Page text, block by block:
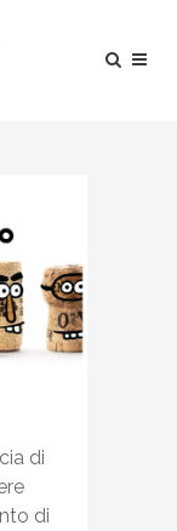
di
di